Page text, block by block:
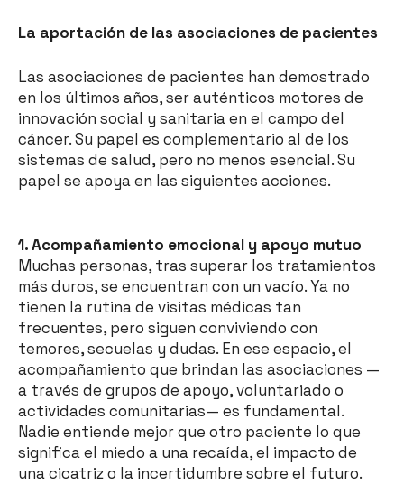
La aportación de las asociaciones de pacientes
Las asociaciones de pacientes han demostrado
en los últimos años, ser auténticos motores de
innovación social y sanitaria en el campo del
cáncer. Su papel es complementario al de los
sistemas de salud, pero no menos esencial. Su
papel se apoya en las siguientes acciones.
1. Acompañamiento emocional y apoyo mutuo
Muchas personas, tras superar los tratamientos
más duros, se encuentran con un vacío. Ya no
tienen la rutina de visitas médicas tan
frecuentes, pero siguen conviviendo con
temores, secuelas y dudas. En ese espacio, el
acompañamiento que brindan las asociaciones —
a través de grupos de apoyo, voluntariado o
actividades comunitarias— es fundamental.
Nadie entiende mejor que otro paciente lo que
significa el miedo a una recaída, el impacto de
una cicatriz o la incertidumbre sobre el futuro.